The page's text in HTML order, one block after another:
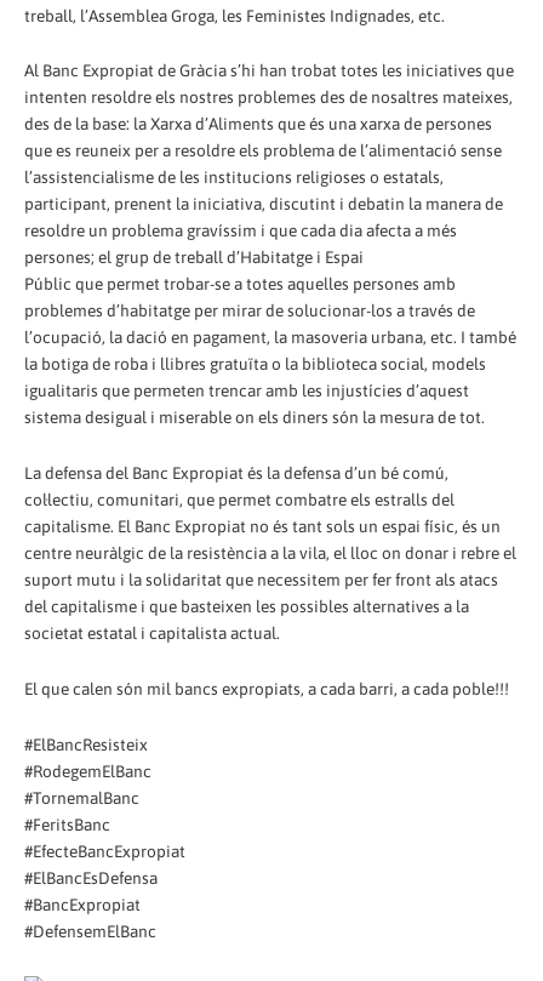
treball, l’Assemblea Groga, les Feministes Indignades, etc.
Al Banc Expropiat de Gràcia s’hi han trobat totes les iniciatives que
intenten resoldre els nostres problemes des de nosaltres mateixes,
des de la base: la Xarxa d’Aliments que és una xarxa de persones
que es reuneix per a resoldre els problema de l’alimentació sense
l’assistencialisme de les institucions religioses o estatals,
participant, prenent la iniciativa, discutint i debatin la manera de
resoldre un problema gravíssim i que cada dia afecta a més
persones; el grup de treball d’Habitatge i Espai
Públic que permet trobar-se a totes aquelles persones amb
problemes d’habitatge per mirar de solucionar-los a través de
l’ocupació, la dació en pagament, la masoveria urbana, etc. I també
la botiga de roba i llibres gratuïta o la biblioteca social, models
igualitaris que permeten trencar amb les injustícies d’aquest
sistema desigual i miserable on els diners són la mesura de tot.
La defensa del Banc Expropiat és la defensa d’un bé comú,
col·lectiu, comunitari, que permet combatre els estralls del
capitalisme. El Banc Expropiat no és tant sols un espai físic, és un
centre neuràlgic de la resistència a la vila, el lloc on donar i rebre el
suport mutu i la solidaritat que necessitem per fer front als atacs
del capitalisme i que basteixen les possibles alternatives a la
societat estatal i capitalista actual.
El que calen són mil bancs expropiats, a cada barri, a cada poble!!!
#ElBancResisteix
#RodegemElBanc
#TornemalBanc
#FeritsBanc
#EfecteBancExpropiat
#ElBancEsDefensa
#BancExpropiat
#DefensemElBanc